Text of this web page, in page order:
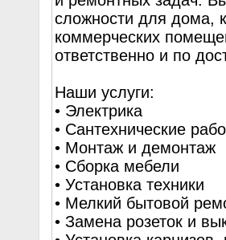
сложности для дома,
коммерческих
ответственно и по
Наши услуги:
• Электрика
• Сантехнические
• Монтаж и демонтаж
• Сборка мебели
• Установка техники
• Мелкий бытовой
• Замена розеток и